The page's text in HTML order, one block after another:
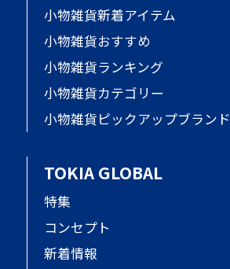
小物雑貨新着アイテム
小物雑貨おすすめ
小物雑貨ランキング
小物雑貨カテゴリー
小物雑貨ピックアップブランド
TOKIA GLOBAL
特集
コンセプト
新着情報